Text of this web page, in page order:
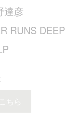
達彦
RUNS DEEP
ちら